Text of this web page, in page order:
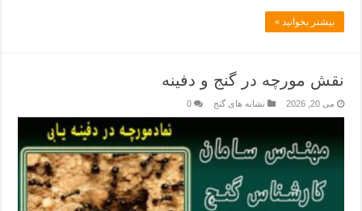
بیشتر بخوانید »
نقش مورچه در گنج و دفینه
می 20, 2026 نشانه های گنج 0